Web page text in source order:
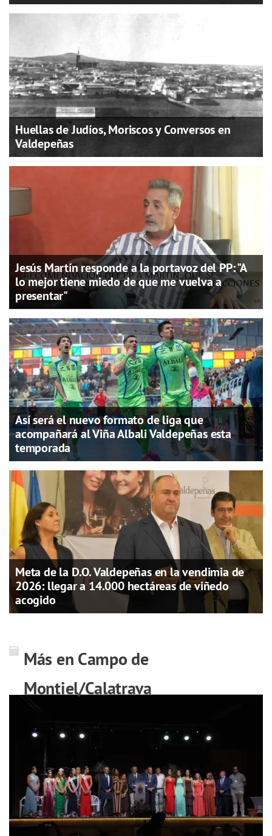
Huellas de Judíos, Moriscos y Conversos en
Valdepeñas
Jesús Martín responde a la portavoz del PP: "A
lo mejor tiene miedo de que me vuelva a
presentar"
Así será el nuevo formato de liga que
acompañará al Viña Albali Valdepeñas esta
temporada
Meta de la D.O. Valdepeñas en la vendimia de
2026: llegar a 14.000 hectáreas de viñedo
acogido
Más en Campo de
Montiel/Calatrava